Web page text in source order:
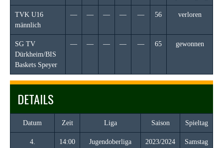
TVK U16
männlich
— — — — — 56 verloren
SG TV
Dürkheim/BIS
Baskets Speyer
— — — — — 65 gewonnen
DETAILS
Datum Zeit Liga Saison Spieltag
4.
14:00
Jugendoberliga
2023/2024 Samstag